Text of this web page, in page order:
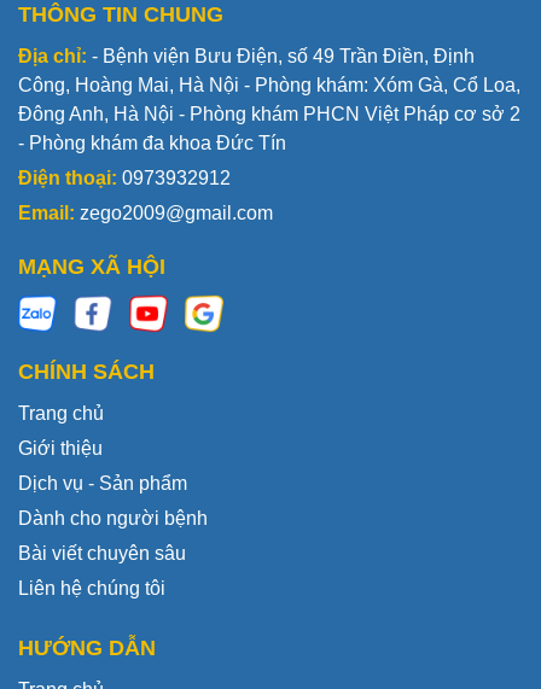
THÔNG TIN CHUNG
Địa chỉ: - Bệnh viện Bưu Điện, số 49 Trần Điền, Định
Công, Hoàng Mai, Hà Nội - Phòng khám: Xóm Gà, Cổ Loa,
Đông Anh, Hà Nội - Phòng khám PHCN Việt Pháp cơ sở 2
- Phòng khám đa khoa Đức Tín
Điện thoại: 0973932912
Email: zego2009@gmail.com
MẠNG XÃ HỘI
CHÍNH SÁCH
Trang chủ
Giới thiệu
Dịch vụ - Sản phẩm
Dành cho người bệnh
Bài viết chuyên sâu
Liên hệ chúng tôi
HƯỚNG DẪN